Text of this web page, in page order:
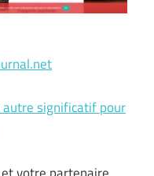
significatif pour